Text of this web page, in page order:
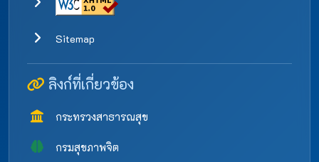
Sitemap
ลิงก์ที่เกี่ยวข้อง
กระทรวงสาธารณสุข
กรมสุขภาพจิต